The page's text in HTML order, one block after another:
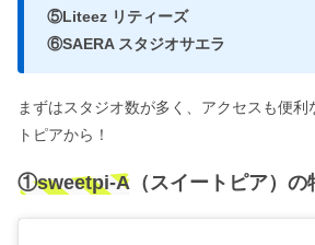
⑤Liteez リティーズ
⑥SAERA スタジオサエラ
まずはスタジオ数が多く、アクセスも便
トピアから！
①sweetpi-A（スイートピア）の